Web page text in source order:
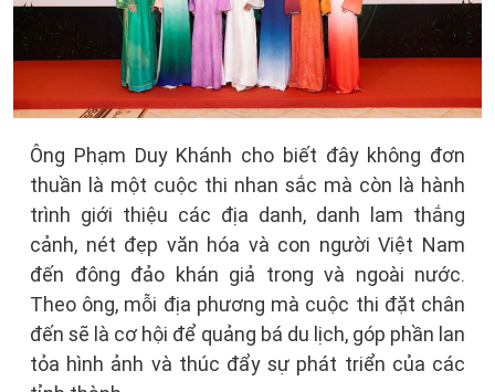
Ông Phạm Duy Khánh cho biết đây không đơn
thuần là một cuộc thi nhan sắc mà còn là hành
trình giới thiệu các địa danh, danh lam thắng
cảnh, nét đẹp văn hóa và con người Việt Nam
đến đông đảo khán giả trong và ngoài nước.
Theo ông, mỗi địa phương mà cuộc thi đặt chân
đến sẽ là cơ hội để quảng bá du lịch, góp phần lan
tỏa hình ảnh và thúc đẩy sự phát triển của các